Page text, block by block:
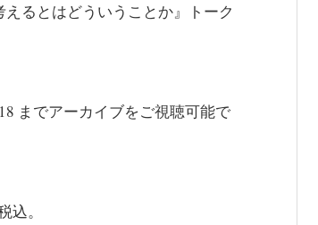
るとはどういうことか』トーク
までアーカイブをご視聴可能で
。